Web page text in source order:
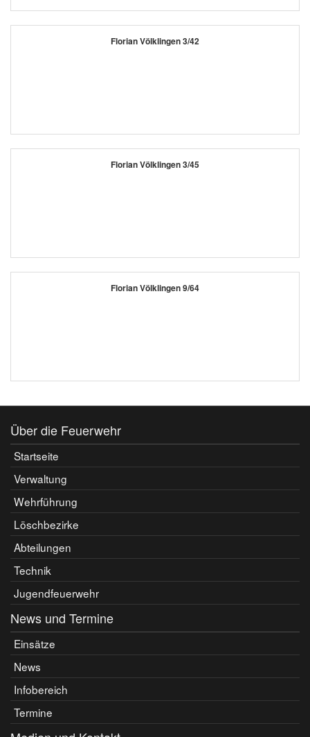
Florian Völklingen 3/42
Florian Völklingen 3/45
Florian Völklingen 9/64
Über die Feuerwehr
Startseite
Verwaltung
Wehrführung
Löschbezirke
Abteilungen
Technik
Jugendfeuerwehr
News und Termine
Einsätze
News
Infobereich
Termine